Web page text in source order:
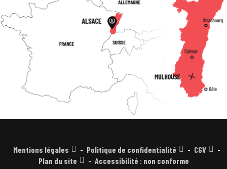
Mentions légales Politique de confidentialité
CGV
Plan du site
Accessibilité : non conforme